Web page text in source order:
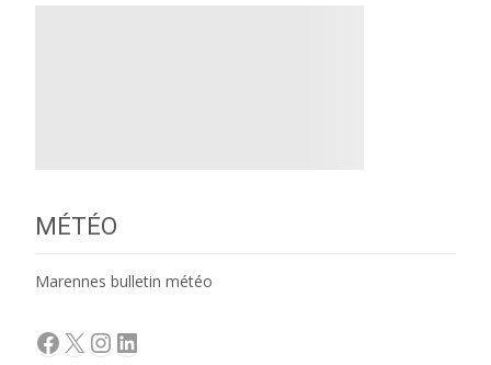
MÉTÉO
Marennes bulletin météo
Facebook
X Instagram
LinkedIn